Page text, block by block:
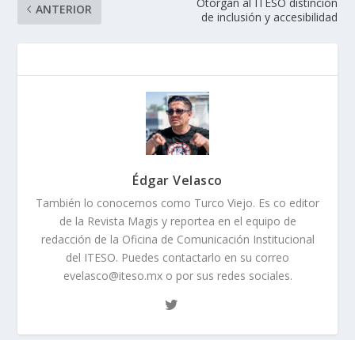
ANTERIOR
de inclusión y accesibilidad
Édgar Velasco
También lo conocemos como Turco Viejo. Es co editor
de la Revista Magis y reportea en el equipo de
redacción de la Oficina de Comunicación Institucional
del ITESO. Puedes contactarlo en su correo
evelasco@iteso.mx o por sus redes sociales.